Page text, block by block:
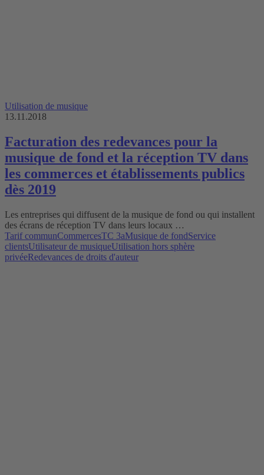
Utilisation de musique
13.11.2018
Facturation des redevances pour la
musique de fond et la réception TV dans
les commerces et établissements publics
dès 2019
Les entreprises qui diffusent de la musique de fond ou qui installent
des écrans de réception TV dans leurs locaux …
Tarif communCommercesTC 3aMusique de fondService
clientsUtilisateur de musiqueUtilisation hors sphère
privéeRedevances de droits d'auteur